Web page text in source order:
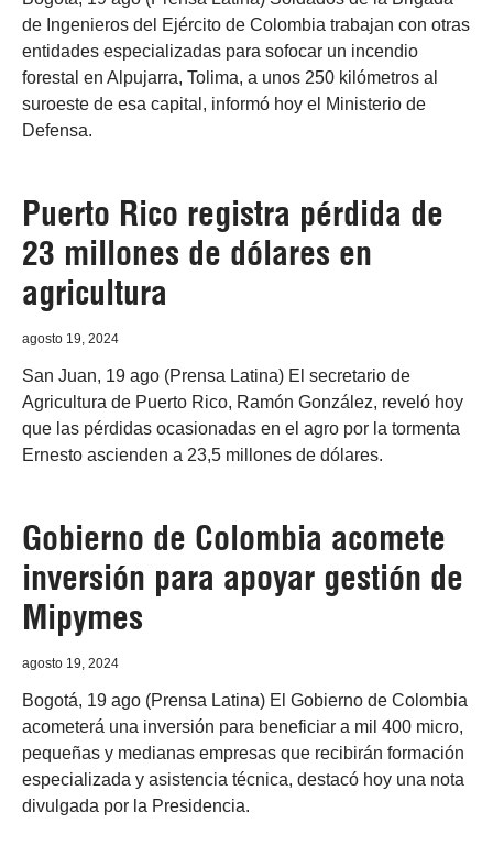
de Ingenieros del Ejército de Colombia trabajan con otras
entidades especializadas para sofocar un incendio
forestal en Alpujarra, Tolima, a unos 250 kilómetros al
suroeste de esa capital, informó hoy el Ministerio de
Defensa.
Puerto Rico registra pérdida de
23 millones de dólares en
agricultura
agosto 19, 2024
San Juan, 19 ago (Prensa Latina) El secretario de
Agricultura de Puerto Rico, Ramón González, reveló hoy
que las pérdidas ocasionadas en el agro por la tormenta
Ernesto ascienden a 23,5 millones de dólares.
Gobierno de Colombia acomete
inversión para apoyar gestión de
Mipymes
agosto 19, 2024
Bogotá, 19 ago (Prensa Latina) El Gobierno de Colombia
acometerá una inversión para beneficiar a mil 400 micro,
pequeñas y medianas empresas que recibirán formación
especializada y asistencia técnica, destacó hoy una nota
divulgada por la Presidencia.